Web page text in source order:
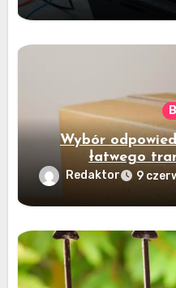
Wybór
łatwego
Redaktor 9